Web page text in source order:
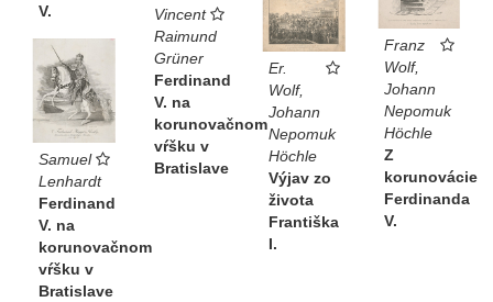
V.
Franz
Wolf,
Johann
Nepomuk
Höchle
Z
korunovácie
Ferdinanda
V.
Vincent
Raimund
Grüner
Ferdinand
V. na
korunovačnom
vŕšku v
Bratislave
Er.
Wolf,
Johann
Nepomuk
Höchle
Výjav zo
života
Františka
I.
Samuel
Lenhardt
Ferdinand
V. na
korunovačnom
vŕšku v
Bratislave